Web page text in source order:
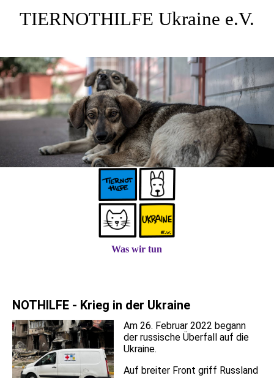
TIERNOTHILFE Ukraine e.V.
Was wir tun
NOTHILFE - Krieg in der Ukraine
Am 26. Februar 2022 begann
der russische Überfall auf die
Ukraine.
Auf breiter Front griff Russland